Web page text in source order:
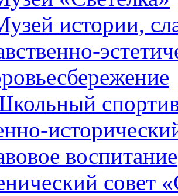
истории,
воспитание
совет